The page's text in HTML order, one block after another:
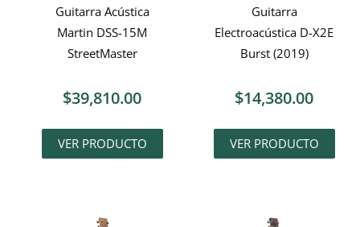
Guitarra Acústica
Martin DSS-15M
StreetMaster
$39,810.00
VER PRODUCTO
Guitarra
Electroacústica D-X2E
Burst (2019)
$14,380.00
VER PRODUCTO